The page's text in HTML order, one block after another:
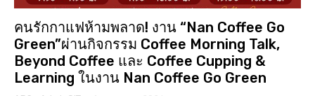
คนรักกาแฟห้ามพลาด! งาน “Nan Coffee Go
Green”ผ่านกิจกรรม Coffee Morning Talk,
Beyond Coffee และ Coffee Cupping &
Learning ในงาน Nan Coffee Go Green